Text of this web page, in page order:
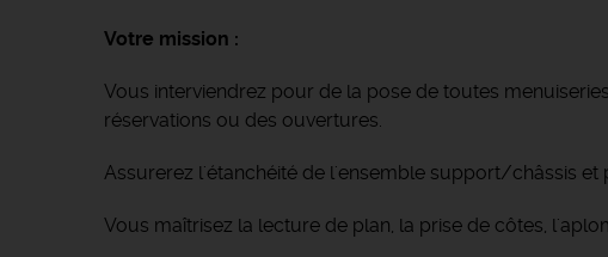
Votre mission :
Vous interviendrez pour de la pose de toutes
réservations ou des ouvertures.
Assurerez l'étanchéité de l'ensemble support/châssis et
Vous maîtrisez la lecture de plan, la prise de côtes,